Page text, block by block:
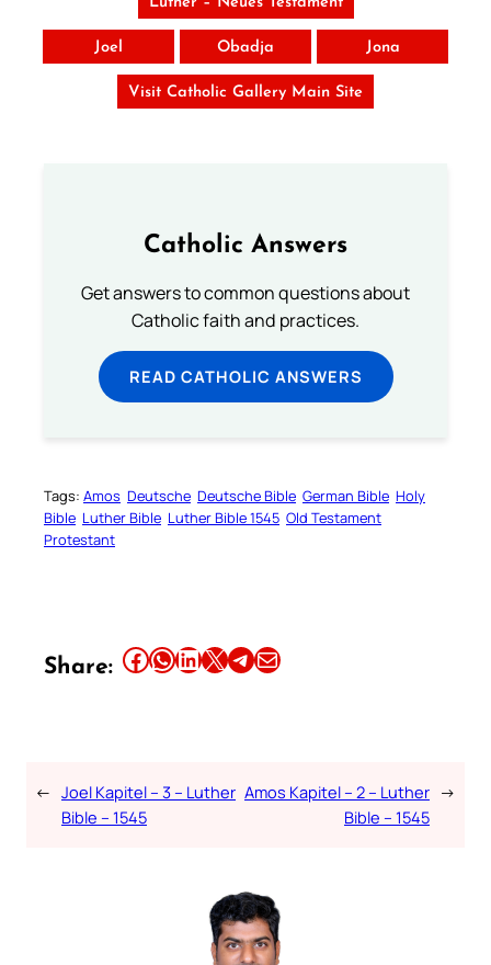
Joel Obadja Jona
Visit Catholic Gallery Main Site
Catholic Answers
Get answers to common questions about
Catholic faith and practices.
READ CATHOLIC ANSWERS
Tags: Amos Deutsche Deutsche Bible German Bible Holy
Bible Luther Bible Luther Bible 1545 Old Testament
Protestant
Share: Share this article on Facebook Share this article on WhatsApp Share this article on LinkedIn Share this article on X Share this article on TelegramEmail this Article
← Joel Kapitel – 3 – Luther
Bible – 1545
Amos Kapitel – 2 – Luther
Bible – 1545
→